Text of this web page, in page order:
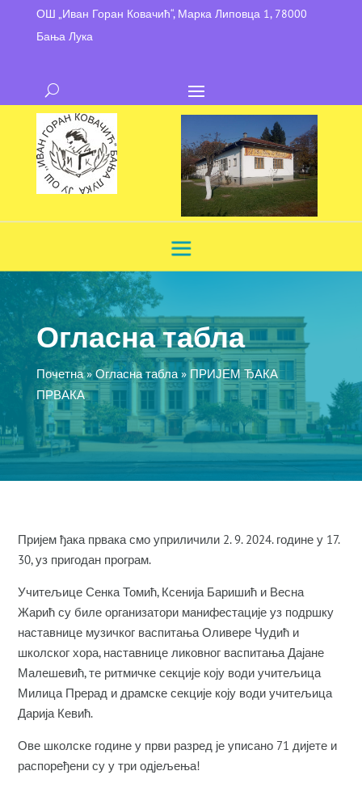
ОШ „Иван Горан Ковачић“, Марка Липовца 1, 78000
Бања Лука
Огласна табла
Почетна»Огласна табла» ПРИЈЕМ ЂАКА
ПРВАКА
Пријем ђака првака смо уприличили 2. 9. 2024. године у 17.
30, уз пригодан програм.
Учитељице Сенка Томић, Ксенија Баришић и Весна
Жарић су биле организатори манифестације уз подршку
наставнице музичког васпитања Оливере Чудић и
школског хора, наставнице ликовног васпитања Дајане
Малешевић, те ритмичке секције коју води учитељица
Милица Прерад и драмске секције коју води учитељица
Дарија Кевић.
Ове школске године у први разред је уписано 71 дијете и
распоређени су у три од‌јељења!